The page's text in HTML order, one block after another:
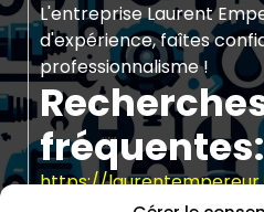
L'entreprise Laurent
d'expérience, faîtes
professionnalisme !
fréquentes:
https://